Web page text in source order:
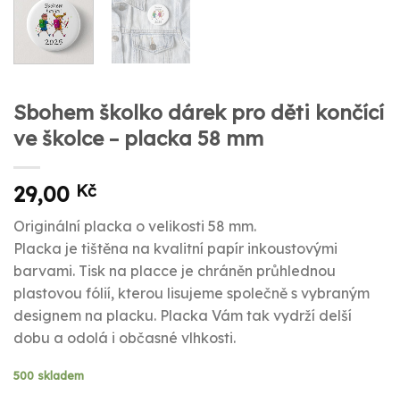
Sbohem školko dárek pro děti končící
ve školce – placka 58 mm
29,00 Kč
Originální placka o velikosti 58 mm.
Placka je tištěna na kvalitní papír inkoustovými
barvami. Tisk na placce je chráněn průhlednou
plastovou fólií, kterou lisujeme společně s vybraným
designem na placku. Placka Vám tak vydrží delší
dobu a odolá i občasné vlhkosti.
500 skladem